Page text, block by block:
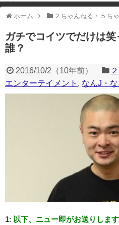
一部のコンテンツが表示されなくなっ
たりする場合があります。
ホーム ２ちゃんねる・５ち
ガチでコイツでだけは
誰？
2016/10/2 （10年前）
エンターテイメント , なんJ・
1: 以下、ニュー即がお送りします